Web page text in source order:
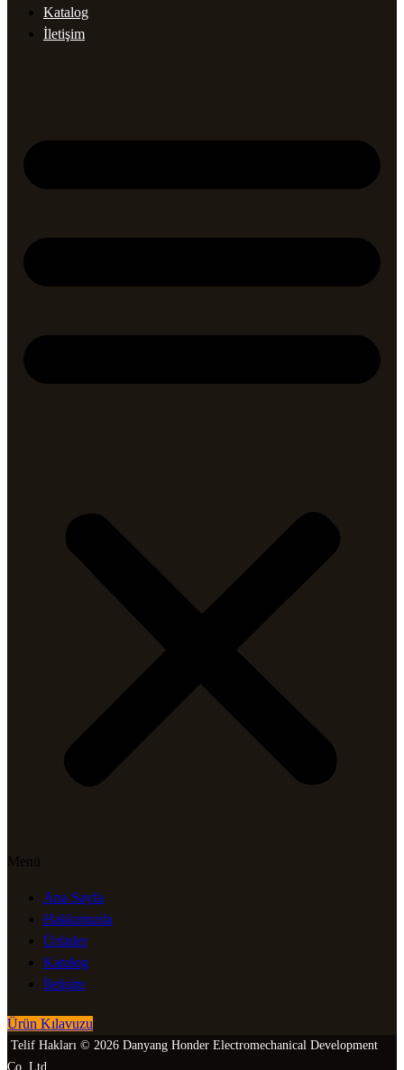
Katalog
İletişim
Menü
Ana Sayfa
Hakkımızda
Ürünler
Katalog
İletişim
Ürün Kılavuzu
Telif Hakları © 2026 Danyang Honder Electromechanical Development
Co.,Ltd.